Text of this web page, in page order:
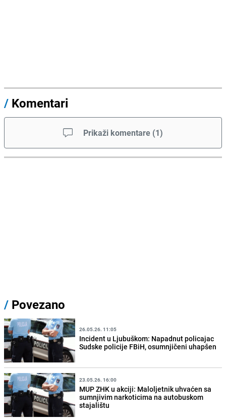
/ Komentari
Prikaži komentare (1)
/ Povezano
26.05.26. 11:05
Incident u Ljubuškom: Napadnut policajac
Sudske policije FBiH, osumnjičeni uhapšen
23.05.26. 16:00
MUP ZHK u akciji: Maloljetnik uhvaćen sa
sumnjivim narkoticima na autobuskom
stajalištu